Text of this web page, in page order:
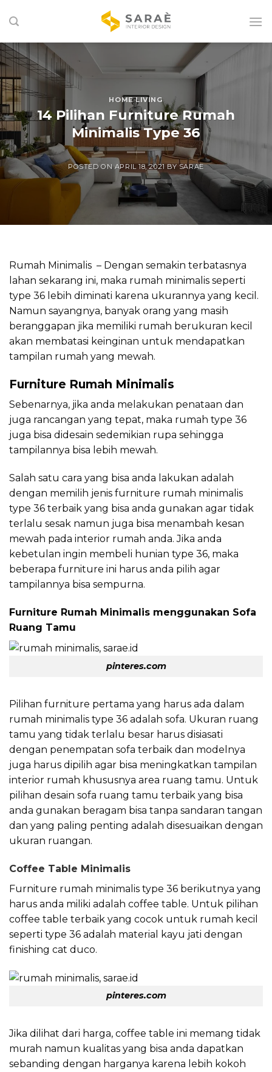
to
HOME LIVING
14 Pilihan Furniture Rumah
Minimalis Type 36
POSTED ONAPRIL 18, 2021 BY SARAE
Rumah Minimalis – Dengan semakin terbatasnya
lahan sekarang ini, maka rumah minimalis seperti
type 36 lebih diminati karena ukurannya yang kecil.
Namun sayangnya, banyak orang yang masih
beranggapan jika memiliki rumah berukuran kecil
akan membatasi keinginan untuk mendapatkan
tampilan rumah yang mewah.
Furniture Rumah Minimalis
Sebenarnya, jika anda melakukan penataan dan
juga rancangan yang tepat, maka rumah type 36
juga bisa didesain sedemikian rupa sehingga
tampilannya bisa lebih mewah.
Salah satu cara yang bisa anda lakukan adalah
dengan memilih jenis furniture rumah minimalis
type 36 terbaik yang bisa anda gunakan agar tidak
terlalu sesak namun juga bisa menambah kesan
mewah pada interior rumah anda. Jika anda
kebetulan ingin membeli hunian type 36, maka
beberapa furniture ini harus anda pilih agar
tampilannya bisa sempurna.
Furniture Rumah Minimalis menggunakan Sofa
Ruang Tamu
pinteres.com
Pilihan furniture pertama yang harus ada dalam
rumah minimalis type 36 adalah sofa. Ukuran ruang
tamu yang tidak terlalu besar harus disiasati
dengan penempatan sofa terbaik dan modelnya
juga harus dipilih agar bisa meningkatkan tampilan
interior rumah khususnya area ruang tamu. Untuk
pilihan desain sofa ruang tamu terbaik yang bisa
anda gunakan beragam bisa tanpa sandaran tangan
dan yang paling penting adalah disesuaikan dengan
ukuran ruangan.
Coffee Table Minimalis
Furniture rumah minimalis type 36 berikutnya yang
harus anda miliki adalah coffee table. Untuk pilihan
coffee table terbaik yang cocok untuk rumah kecil
seperti type 36 adalah material kayu jati dengan
finishing cat duco.
pinteres.com
Jika dilihat dari harga, coffee table ini memang tidak
murah namun kualitas yang bisa anda dapatkan
sebanding dengan harganya karena lebih kokoh